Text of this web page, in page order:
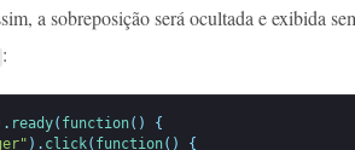
a sobreposição será ocultada e exibida
:
. ready( function( )
{
) . click( function( ) {